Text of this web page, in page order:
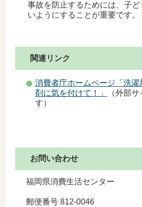
事故を防止するためには、子
いようにすることが重要です。
関連リンク
消費者庁ホームページ「洗
剤に気を付けて！」
（外部
す）
お問い合わせ
福岡県消費生活センター
郵便番号 812-0046